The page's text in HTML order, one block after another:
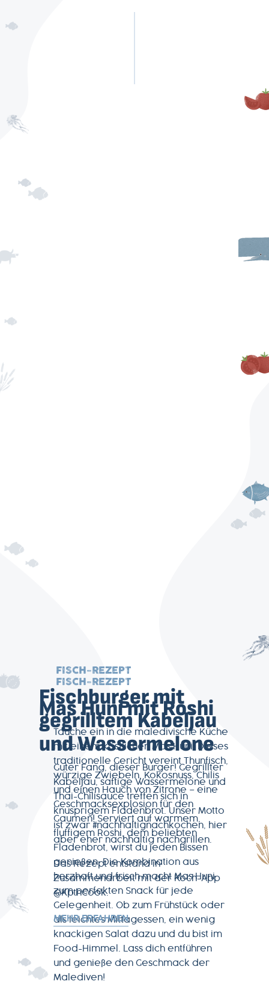
FISCH-REZEPT
Mas Huni mit Roshi
Tauche ein in die maledivische Küche
mit einem köstlichen Mas Huni! Dieses
traditionelle Gericht vereint Thunfisch,
würzige Zwiebeln, Kokosnuss, Chilis
und einen Hauch von Zitrone – eine
Geschmacksexplosion für den
Gaumen! Serviert auf warmem,
fluffigem Roshi, dem beliebten
Fladenbrot, wirst du jeden Bissen
genießen. Die Kombination aus
herzhaft und frisch macht Mas Huni
zum perfekten Snack für jede
Gelegenheit. Ob zum Frühstück oder
als leichtes Mittagessen, ein wenig
knackigen Salat dazu und du bist im
Food-Himmel. Lass dich entführen
und genieße den Geschmack der
Malediven!
FISCH-REZEPT
Fischburger mit
gegrilltem Kabeljau
und Wassermelone
Guter Fang, dieser Burger! Gegrillter
Kabeljau, saftige Wassermelone und
Thai-Chilisauce treffen sich in
knusprigem Fladenbrot. Unser Motto
ist zwar #nachhaltignachkochen, hier
aber eher nachhaltig nachgrillen.
Das Rezept entstand in
Zusammenarbeit mit der Koch-App
@KptnCook.
MEHR ERFAHREN